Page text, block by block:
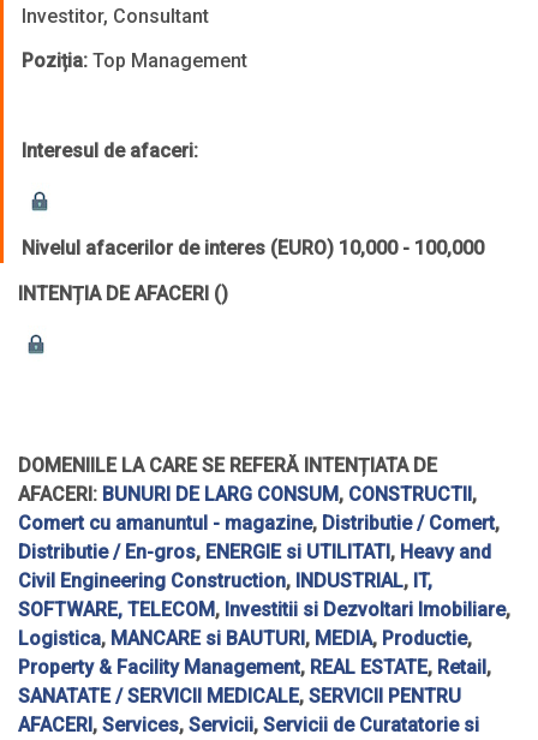
Investitor, Consultant
Poziția: Top Management
Interesul de afaceri:
Nivelul afacerilor de interes (EURO) 10,000 - 100,000
INTENȚIA DE AFACERI ()
DOMENIILE LA CARE SE REFERĂ INTENȚIATA DE
AFACERI: BUNURI DE LARG CONSUM, CONSTRUCTII,
Comert cu amanuntul - magazine, Distributie / Comert,
Distributie / En-gros, ENERGIE si UTILITATI, Heavy and
Civil Engineering Construction, INDUSTRIAL, IT,
SOFTWARE, TELECOM, Investitii si Dezvoltari Imobiliare,
Logistica, MANCARE si BAUTURI, MEDIA, Productie,
Property & Facility Management, REAL ESTATE, Retail,
SANATATE / SERVICII MEDICALE, SERVICII PENTRU
AFACERI, Services, Servicii, Servicii de Curatatorie si